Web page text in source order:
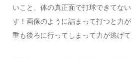
いこと、体の真正面で打球できてな
す！画像のように詰まって打つと力
重も後ろに行ってしまって力が逃げて